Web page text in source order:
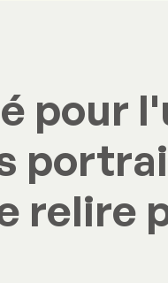
pour
relire